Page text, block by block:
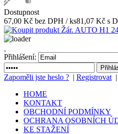
Dostupnost
67,00 Kč bez DPH / ks81,07 Kč s
Přihlášení:
Zapoměli jste heslo ? | Registrovat |
HOME
KONTAKT
OBCHODNÍ PODMÍNKY
OCHRANA OSOBNÍCH
KE STAŽENÍ